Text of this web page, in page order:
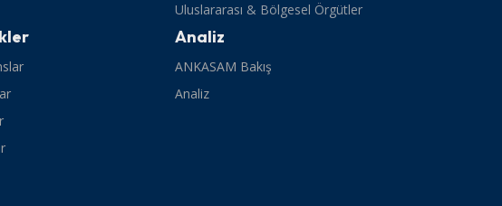
Uluslararası & Bölgesel Örgütler
Analiz
ANKASAM Bakış
Analiz